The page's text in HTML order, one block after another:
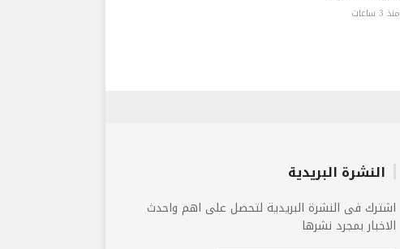
منذ 3 ساعات
النشرة البريدية
اشترك فى النشرة البريدية لتحصل على اهم واحدث
الاخبار بمجرد نشرها